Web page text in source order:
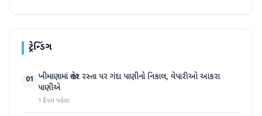
ટ્રેન્ડિંગ
01 ખીમાણામાં જાહેર રસ્તા પર ગંદા પાણીનો નિકાલ, વેપારીઓ આકરા
પાણીએ
1 દિવસ પહેલા